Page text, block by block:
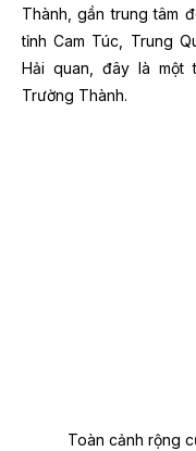
Thành, gần trung tâm
tỉnh Cam Túc, Trung
Hải quan, đây là một
Trường Thành.
Toàn cảnh rộng